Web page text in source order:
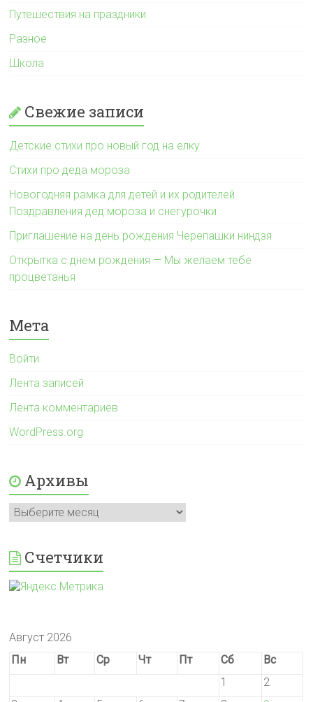
Путешествия на праздники
Разное
Школа
Свежие записи
Детские стихи про новый год на елку
Стихи про деда мороза
Новогодняя рамка для детей и их родителей
Поздравления дед мороза и снегурочки
Приглашение на день рождения Черепашки ниндзя
Открытка с днем рождения — Мы желаем тебе
процветанья
Мета
Войти
Лента записей
Лента комментариев
WordPress.org
Архивы
Архивы
Счетчики
Август 2026
Пн
Вт Ср Чт Пт Сб
Вс
1
2